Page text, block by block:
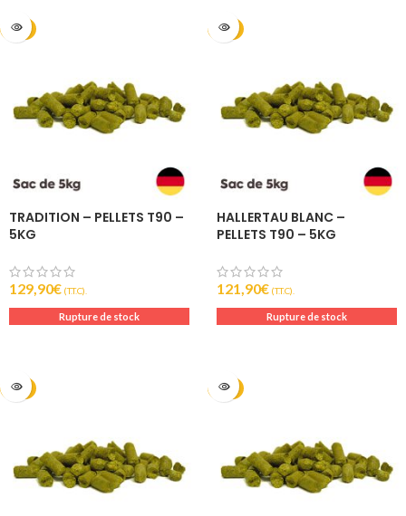
2025
TRADITION – PELLETS T90 –
5KG
129,90€ (T.T.C).
Rupture de stock
2025
HALLERTAU BLANC –
PELLETS T90 – 5KG
121,90€ (T.T.C).
Rupture de stock
2024 2025